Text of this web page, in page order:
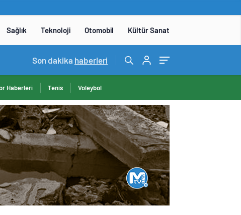
Sağlık Teknoloji Otomobil Kültür Sanat
14:05 / Yerli otomobil TOGG’un ustaları burada yetişecek
Son dakika haberleri
Haberleri Tenis Voleybol